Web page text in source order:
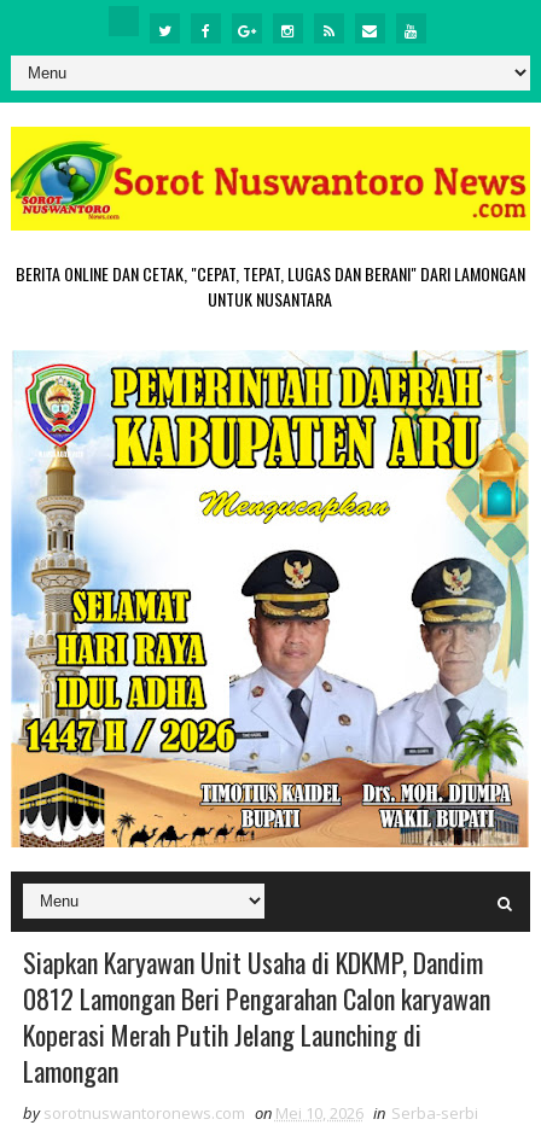
BERITA ONLINE DAN CETAK, "CEPAT, TEPAT, LUGAS DAN BERANI" DARI LAMONGAN
UNTUK NUSANTARA
Siapkan Karyawan Unit Usaha di KDKMP, Dandim
0812 Lamongan Beri Pengarahan Calon karyawan
Koperasi Merah Putih Jelang Launching di
Lamongan
by sorotnuswantoronews.com on Mei 10, 2026 in Serba-serbi